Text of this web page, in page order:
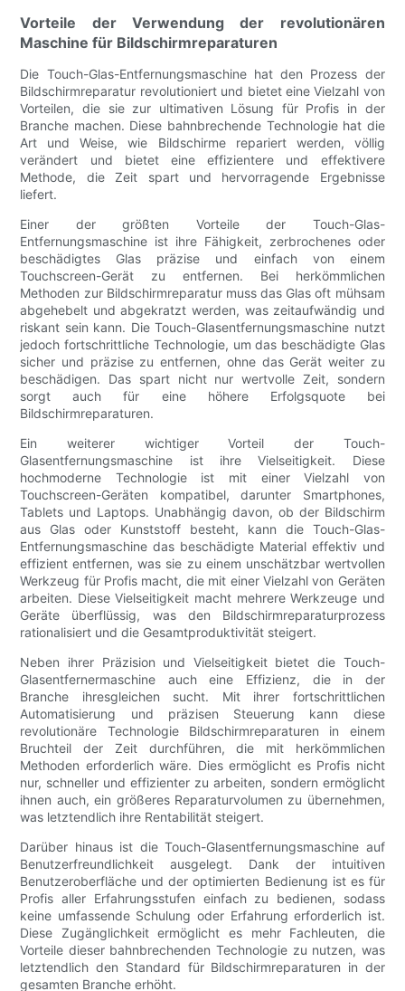
Vorteile der Verwendung der revolutionären
Maschine für Bildschirmreparaturen
Die Touch-Glas-Entfernungsmaschine hat den Prozess der
Bildschirmreparatur revolutioniert und bietet eine Vielzahl von
Vorteilen, die sie zur ultimativen Lösung für Profis in der
Branche machen. Diese bahnbrechende Technologie hat die
Art und Weise, wie Bildschirme repariert werden, völlig
verändert und bietet eine effizientere und effektivere
Methode, die Zeit spart und hervorragende Ergebnisse
liefert.
Einer der größten Vorteile der Touch-Glas-
Entfernungsmaschine ist ihre Fähigkeit, zerbrochenes oder
beschädigtes Glas präzise und einfach von einem
Touchscreen-Gerät zu entfernen. Bei herkömmlichen
Methoden zur Bildschirmreparatur muss das Glas oft mühsam
abgehebelt und abgekratzt werden, was zeitaufwändig und
riskant sein kann. Die Touch-Glasentfernungsmaschine nutzt
jedoch fortschrittliche Technologie, um das beschädigte Glas
sicher und präzise zu entfernen, ohne das Gerät weiter zu
beschädigen. Das spart nicht nur wertvolle Zeit, sondern
sorgt auch für eine höhere Erfolgsquote bei
Bildschirmreparaturen.
Ein weiterer wichtiger Vorteil der Touch-
Glasentfernungsmaschine ist ihre Vielseitigkeit. Diese
hochmoderne Technologie ist mit einer Vielzahl von
Touchscreen-Geräten kompatibel, darunter Smartphones,
Tablets und Laptops. Unabhängig davon, ob der Bildschirm
aus Glas oder Kunststoff besteht, kann die Touch-Glas-
Entfernungsmaschine das beschädigte Material effektiv und
effizient entfernen, was sie zu einem unschätzbar wertvollen
Werkzeug für Profis macht, die mit einer Vielzahl von Geräten
arbeiten. Diese Vielseitigkeit macht mehrere Werkzeuge und
Geräte überflüssig, was den Bildschirmreparaturprozess
rationalisiert und die Gesamtproduktivität steigert.
Neben ihrer Präzision und Vielseitigkeit bietet die Touch-
Glasentfernermaschine auch eine Effizienz, die in der
Branche ihresgleichen sucht. Mit ihrer fortschrittlichen
Automatisierung und präzisen Steuerung kann diese
revolutionäre Technologie Bildschirmreparaturen in einem
Bruchteil der Zeit durchführen, die mit herkömmlichen
Methoden erforderlich wäre. Dies ermöglicht es Profis nicht
nur, schneller und effizienter zu arbeiten, sondern ermöglicht
ihnen auch, ein größeres Reparaturvolumen zu übernehmen,
was letztendlich ihre Rentabilität steigert.
Darüber hinaus ist die Touch-Glasentfernungsmaschine auf
Benutzerfreundlichkeit ausgelegt. Dank der intuitiven
Benutzeroberfläche und der optimierten Bedienung ist es für
Profis aller Erfahrungsstufen einfach zu bedienen, sodass
keine umfassende Schulung oder Erfahrung erforderlich ist.
Diese Zugänglichkeit ermöglicht es mehr Fachleuten, die
Vorteile dieser bahnbrechenden Technologie zu nutzen, was
letztendlich den Standard für Bildschirmreparaturen in der
gesamten Branche erhöht.